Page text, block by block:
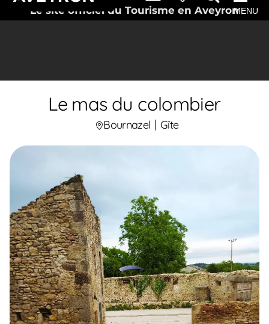
Le site officiel du Tourisme en AveyronMENU
Le mas du colombier
Bournazel Gîte